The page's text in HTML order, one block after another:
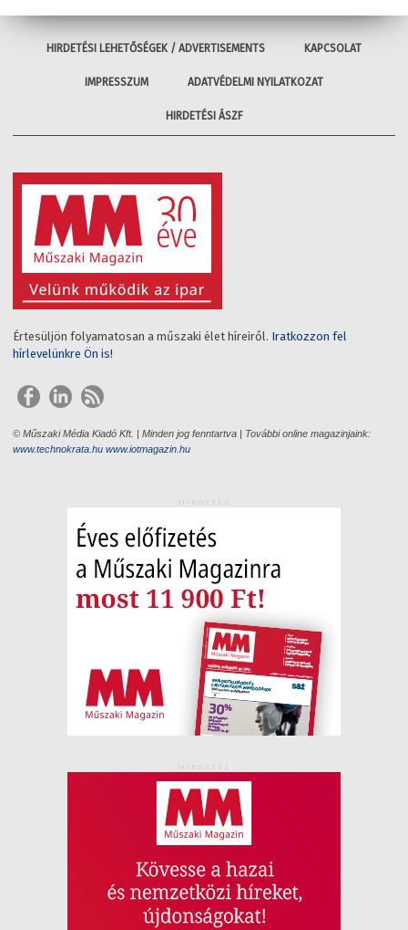
HIRDETÉSI LEHETŐSÉGEK / ADVERTISEMENTS KAPCSOLAT
IMPRESSZUM ADATVÉDELMI NYILATKOZAT
HIRDETÉSI ÁSZF
Értesüljön folyamatosan a műszaki élet híreiről. Iratkozzon fel
hírlevelünkre Ön is!
© Műszaki Média Kiadó Kft. | Minden jog fenntartva | További online magazinjaink:
www.technokrata.hu www.iotmagazin.hu
HIRDETÉS
HIRDETÉS